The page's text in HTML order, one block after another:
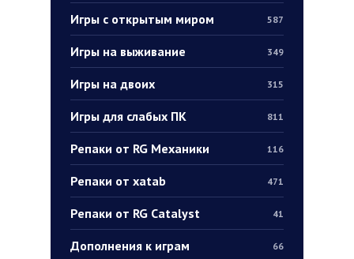
Игры с открытым миром 587
Игры на выживание 349
Игры на двоих 315
Игры для слабых ПК 811
Репаки от RG Механики 116
Репаки от xatab 471
Репаки от RG Catalyst 41
Дополнения к играм 66